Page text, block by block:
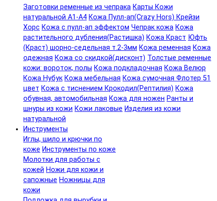
Заготовки ременные из чепрака Карты Кожи
натуральной А1-А4 Кожа Пулл-ап(Crazy Hors) Крейзи
Хорс Кожа с пулл-ап эффектом Чепрак кожа Кожа
растительного дубления(Растишка) Кожа Краст Юфть
(Краст) шорно-седельная т.2-3мм Кожа ременная Кожа
одежная Кожа со скидкой(дисконт) Толстые ременные
кожи: вороток, полы Кожа подкладочная Кожа Велюр
Кожа Нубук Кожа мебельная Кожа сумочная Флотер 51
цвет Кожа с тиснением Крокодил(Рептилия) Кожа
обувная, автомобильная Кожа для ножен Ранты и
шнуры из кожи Кожи лаковые Изделия из кожи
натуральной
Инструменты
Иглы, шило и крючки по
коже Инструменты по коже
Молотки для работы с
кожей Ножи для кожи и
сапожные Ножницы для
кожи